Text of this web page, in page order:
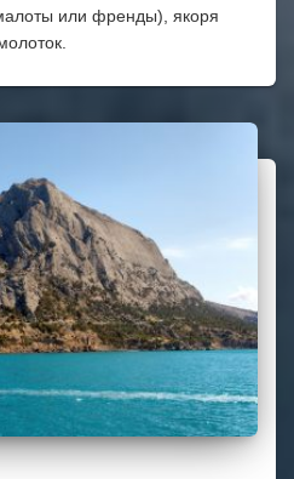
или френды), якоря